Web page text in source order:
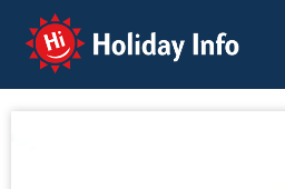
Holiday Info